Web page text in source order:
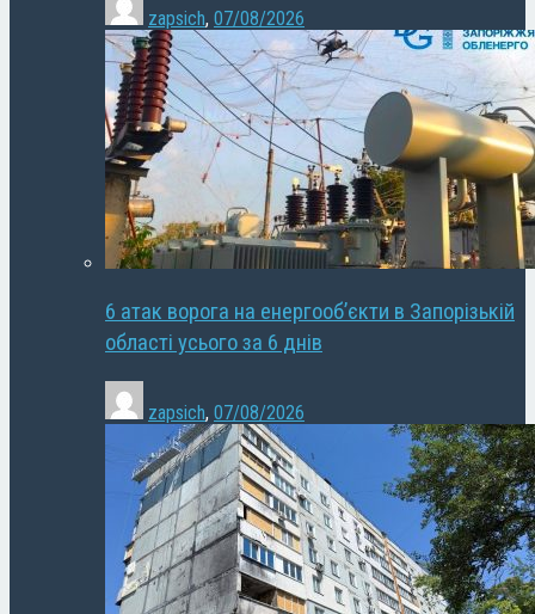
zapsich, 07/08/2026
6 атак ворога на енергооб’єкти в Запорізькій
області усього за 6 днів
zapsich, 07/08/2026